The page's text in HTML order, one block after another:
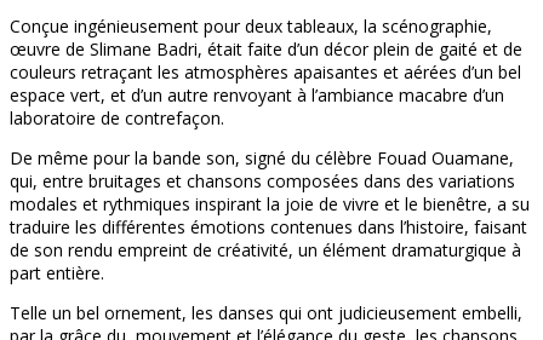
Conçue ingénieusement pour deux tableaux, la scénographie,
œuvre de Slimane Badri, était faite d’un décor plein de gaité et de
couleurs retraçant les atmosphères apaisantes et aérées d’un bel
espace vert, et d’un autre renvoyant à l’ambiance macabre d’un
laboratoire de contrefaçon.
De même pour la bande son, signé du célèbre Fouad Ouamane,
qui, entre bruitages et chansons composées dans des variations
modales et rythmiques inspirant la joie de vivre et le bienêtre, a su
traduire les différentes émotions contenues dans l’histoire, faisant
de son rendu empreint de créativité, un élément dramaturgique à
part entière.
Telle un bel ornement, les danses qui ont judicieusement embelli,